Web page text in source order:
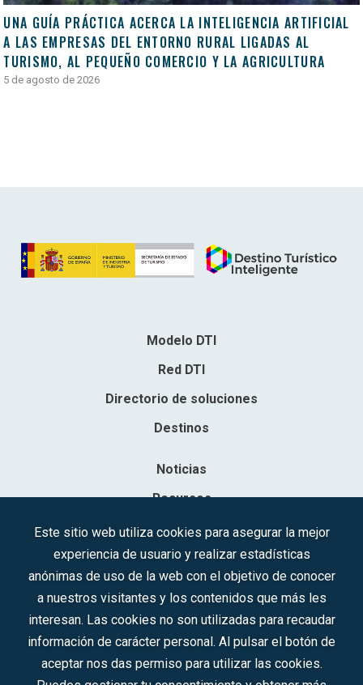
UNA GUÍA PRÁCTICA ACERCA LA INTELIGENCIA ARTIFICIAL
A LAS EMPRESAS DEL ENTORNO RURAL LIGADAS AL
TURISMO, AL PEQUEÑO COMERCIO Y LA AGRICULTURA
5 de agosto de 2026
Modelo DTI
Red DTI
Directorio de soluciones
Destinos
Noticias
Recursos
Contacto
Sociedad Mercantil Estatal para la Gestión de la Innovación y las
C.I.F.: A-81/874.984
Síguenos en redes sociales:
Este sitio web utiliza cookies para asegurar la mejor
experiencia de usuario y realizar estadísticas
anónimas de uso de la web con el objetivo de conocer
a nuestros visitantes y los contenidos que más les
interesan. Las cookies no son utilizadas para recaudar
información de carácter personal. Al pulsar el botón de
aceptar nos das permiso para utilizar las cookies.